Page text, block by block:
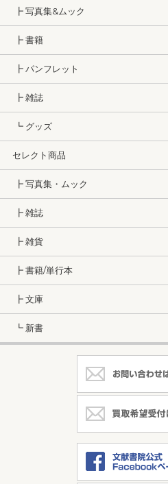
┣ 写真集&ムック
┣ 書籍
┣ パンフレット
┣ 雑誌
┗ グッズ
セレクト商品
┣ 写真集・ムック
┣ 雑誌
┣ 雑貨
┣ 書籍/単行本
┣ 文庫
┗ 新書